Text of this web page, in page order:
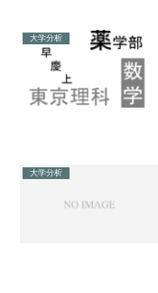
大学分析
大学分析